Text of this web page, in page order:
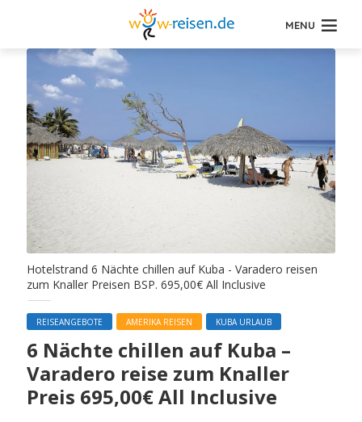
MENU
Hotelstrand 6 Nächte chillen auf Kuba - Varadero reisen
zum Knaller Preisen BSP. 695,00€ All Inclusive
REISEANGEBOTE AMERIKA REISEN KUBA URLAUB
6 Nächte chillen auf Kuba –
Varadero reise zum Knaller
Preis 695,00€ All Inclusive